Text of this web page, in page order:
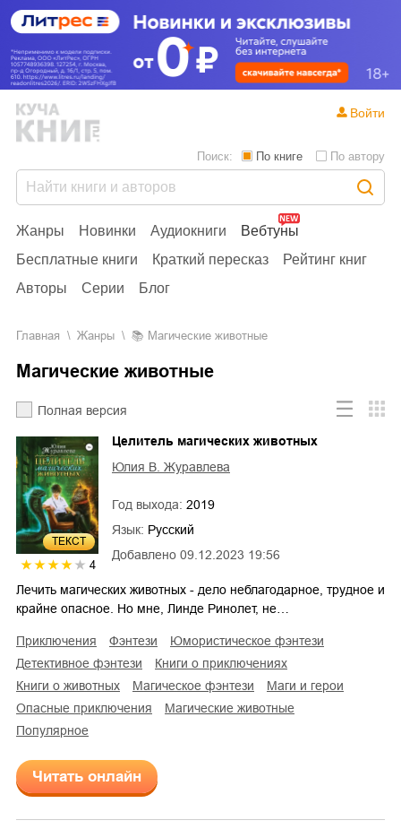
Жанры Новинки Аудиокниги
Вебтуны
Бесплатные книги
Краткий пересказ
Рейтинг книг
Авторы
Серии Блог
Поиск: По книге По автору
Войти
Главная Жанры Магические животные
Магические животные
Полная версия
ТЕКСТ
4
Добавлено 09.12.2023 19:56
Целитель магических животных
Юлия В. Журавлева
Год выхода: 2019
Язык: Русский
Лечить магических животных - дело неблагодарное, трудное и
крайне опасное. Но мне, Линде Ринолет, не…
приключения фэнтези
юмористическое фэнтези
детективное фэнтези
книги о приключениях
книги о животных
магическое фэнтези
маги и герои
опасные приключения
магические животные
Популярное
Читать онлайн